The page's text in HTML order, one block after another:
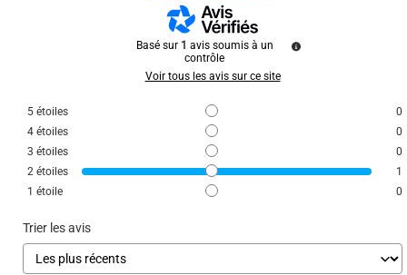
Basé sur 1 avis soumis à un
contrôle
Voir tous les avis sur ce site
5 étoiles
0
4 étoiles
0
3 étoiles
0
2 étoiles
1
1 étoile 0
Trier les avis